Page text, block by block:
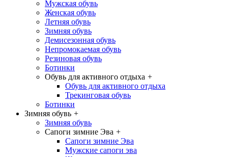
Мужская обувь
Женская обувь
Летняя обувь
Зимняя обувь
Демисезонная обувь
Непромокаемая обувь
Резиновая обувь
Ботинки
Обувь для активного отдыха +
Обувь для активного отдыха
Трекинговая обувь
Ботинки
Зимняя обувь +
Зимняя обувь
Сапоги зимние Эва +
Сапоги зимние Эва
Мужские сапоги эва